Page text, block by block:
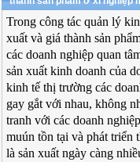
Trong công tác quản lý
xuất và giá thành sản
các doanh nghiệp quan
sản xuất kinh doanh của
kinh tế thị trường các
gay gắt với nhau, không
tranh với các doanh
muún tồn tại và phát triển
là sản xuất ngày càng